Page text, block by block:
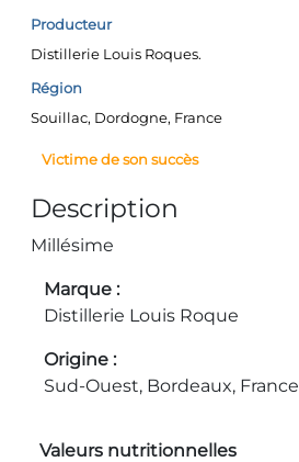
Producteur
Distillerie Louis Roques.
Région
Souillac, Dordogne, France
Victime de son succès
Description
Millésime
Marque
Distillerie Louis Roque
Origine
Sud-Ouest, Bordeaux, France
Valeurs nutritionnelles